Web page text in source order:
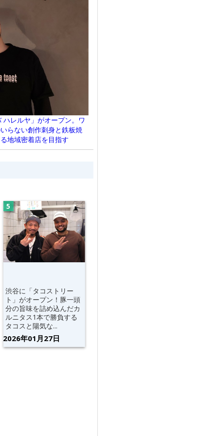
レルヤ」がオープン。ワ
らない創作刺身と鉄板焼
地域密着店を目指す
渋谷に「タコストリー
ト」がオープン！豚一頭
分の旨味を詰め込んだカ
ルニタス1本で勝負する
タコスと陽気な...
2026年01月27日